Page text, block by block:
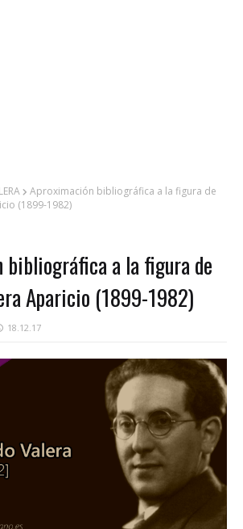
Aproximación bibliográfica a la figura de
(1899-1982)
bibliográfica a la figura de
Aparicio (1899-1982)
18.12.17